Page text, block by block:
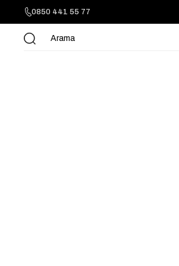
0850 441 55 77